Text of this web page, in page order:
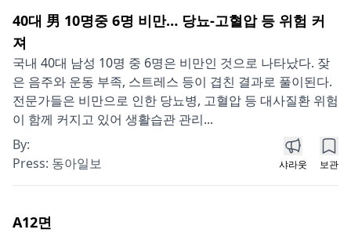
40대 男 10명중 6명 비만… 당뇨-고혈압 등 위험 커
져
국내 40대 남성 10명 중 6명은 비만인 것으로 나타났다. 잦
은 음주와 운동 부족, 스트레스 등이 겹친 결과로 풀이된다.
전문가들은 비만으로 인한 당뇨병, 고혈압 등 대사질환 위험
이 함께 커지고 있어 생활습관 관리...
By:
Press: 동아일보 샤라웃 보관
A12면